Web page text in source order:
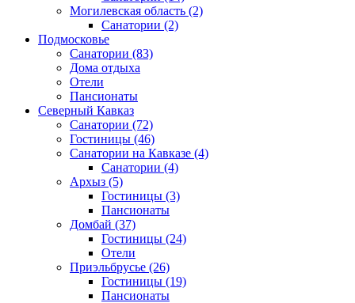
Могилевская область (2)
Санатории (2)
Подмосковье
Санатории (83)
Дома отдыха
Отели
Пансионаты
Северный Кавказ
Санатории (72)
Гостиницы (46)
Санатории на Кавказе (4)
Санатории (4)
Архыз (5)
Гостиницы (3)
Пансионаты
Домбай (37)
Гостиницы (24)
Отели
Приэльбрусье (26)
Гостиницы (19)
Пансионаты